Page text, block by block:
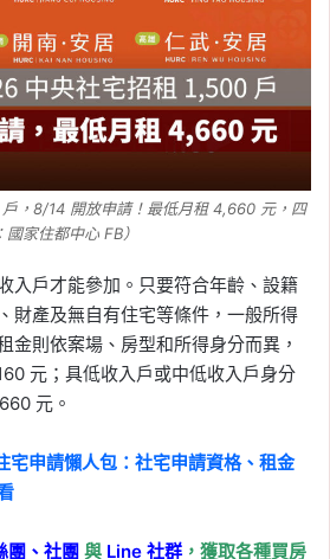
，8/14 開放申請！最低月租 4,660 元，四
家住都中心 FB）
入戶才能參加。只要符合年齡、設籍
財產及無自有住宅等條件，一般所得
金則依案場、房型和所得身分而異，
元；具低收入戶或中低收入戶身分
元。
宅申請懶人包：社宅申請資格、租金
團、社團與 Line社群 ，獲取各種買房